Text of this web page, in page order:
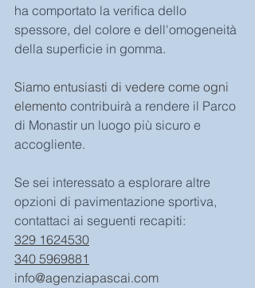
ha comportato la verifica dello
spessore, del colore e dell'omogeneità
della superficie in gomma.
Siamo entusiasti di vedere come ogni
elemento contribuirà a rendere il Parco
di Monastir un luogo più sicuro e
accogliente.
Se sei interessato a esplorare altre
opzioni di pavimentazione sportiva,
contattaci ai seguenti recapiti:
329 1624530
340 5969881
info@agenziapascai.com